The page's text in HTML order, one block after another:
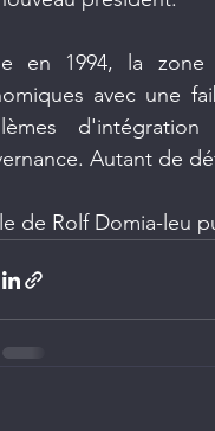
en 1994, la
avec une
Autant de
de Rolf Domia-leu